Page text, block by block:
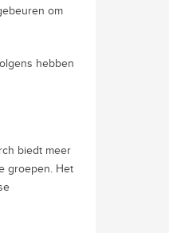
om
hebben
biedt meer
groepen. Het